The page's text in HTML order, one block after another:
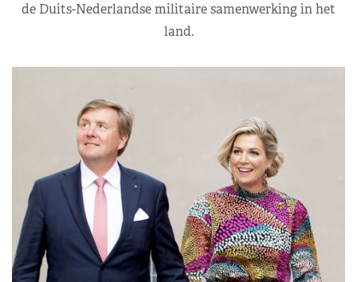
de Duits-Nederlandse militaire samenwerking in het
land.